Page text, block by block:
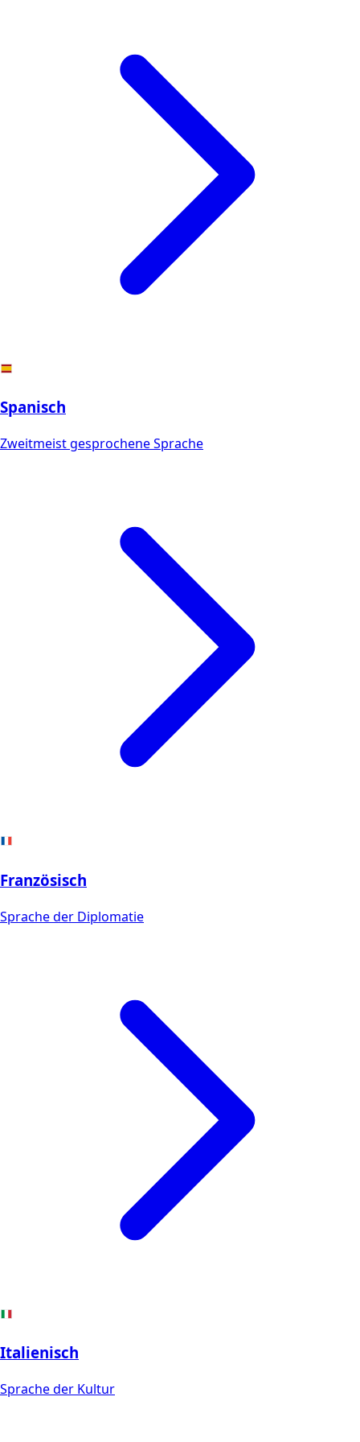
Spanisch
Zweitmeist gesprochene Sprache
Französisch
Sprache der Diplomatie
Italienisch
Sprache der Kultur